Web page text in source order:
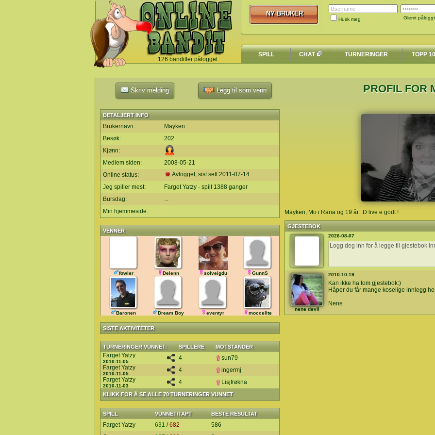
126 banditter pålogget
`
Husk meg Glemt
NY BRUKER
NY BRUKER
SPILL CHAT TURNERINGER TOPP
Skriv melding Legg til som venn
DETALJERT INFO
Brukernavn:
Mayken
Besøk:
202
Kjønn:
Medlem siden:
2008-05-21
Online status:
Avlogget, sist sett2011-07-14
Jeg spiller mest:
Farget Yatzy - spilt 1388 ganger
Bursdag:
...
Min hjemmeside:
VENNER
fowler Delenn solveigdu GunnS
Baronen Dream Boy eventyr moccelite
SISTE AKTIVITETER
TURNERINGER VUNNET: SPILLERE MOTSTANDER
KLIKK FOR Å SE ALLE 70 TURNERINGER VUNNET
Farget Yatzy
2010-11-05
4
sun79
Farget Yatzy
2010-11-05
4
ingermj
Farget Yatzy
2010-11-03
4 Lisjfrøkna
SPILL VUNNET/TAPT BESTE RESULTAT
Farget Yatzy 631 /682
586
PROFIL FOR
Mayken, Mo i Rana og 19 år. :D live e godt !
GJESTEBOK
2026-08-07
nene devil
2010-10-19
Kan ikke ha tom gjestebok:)
Håper du får mange koselige innlegg
Nene